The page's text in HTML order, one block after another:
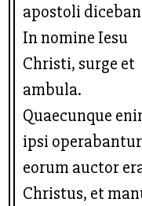
apostoli
In nomine Iesu
Christi, surge et
ambula.
Quaecunque
ipsi
eorum auctor
Christus, et